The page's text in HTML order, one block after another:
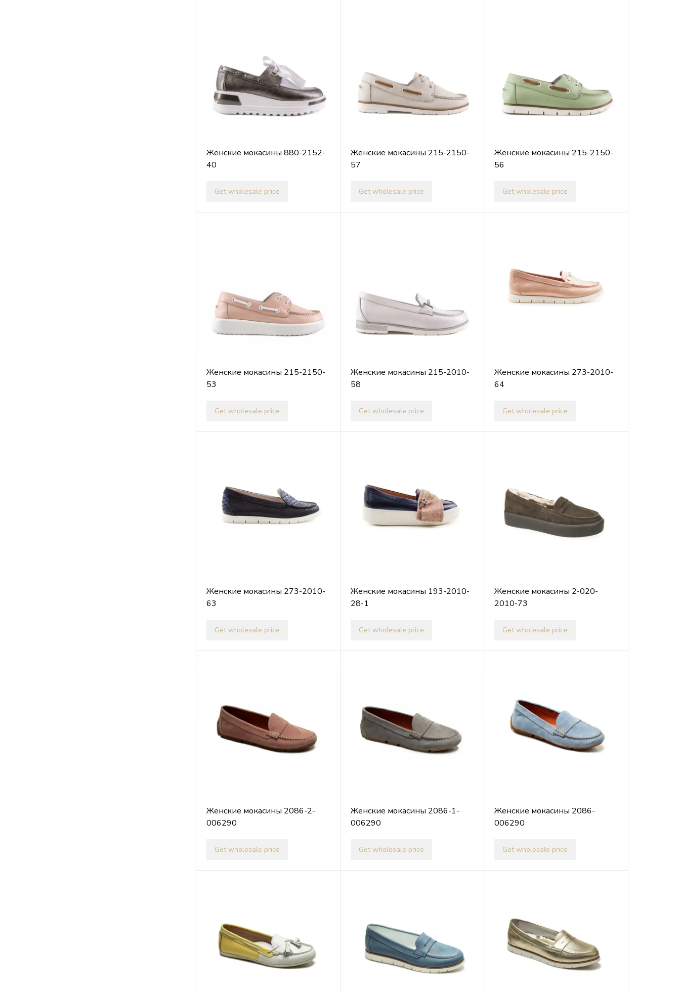
Женские мокасины 880-2152-
40
Get wholesale price
Женские мокасины 215-2150-
57
Get wholesale price
Женские мокасины 215-2150-
56
Get wholesale price
Женские мокасины 215-2150-
53
Get wholesale price
Женские мокасины 215-2010-
58
Get wholesale price
Женские мокасины 273-2010-
64
Get wholesale price
Женские мокасины 273-2010-
63
Get wholesale price
Женские мокасины 193-2010-
28-1
Get wholesale price
Женские мокасины 2-020-
2010-73
Get wholesale price
Женские мокасины 2086-2-
006290
Get wholesale price
Женские мокасины 2086-1-
006290
Get wholesale price
Женские мокасины 2086-
006290
Get wholesale price